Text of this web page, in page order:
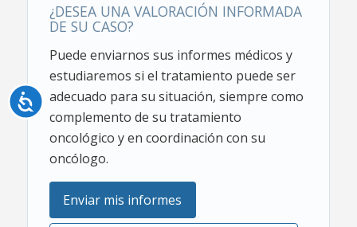
Accesibilidad
¿DESEA UNA VALORACIÓN INFORMADA
DE SU CASO?
Puede enviarnos sus informes médicos y
estudiaremos si el tratamiento puede ser
adecuado para su situación, siempre como
complemento de su tratamiento
oncológico y en coordinación con su
oncólogo.
Enviar mis informes